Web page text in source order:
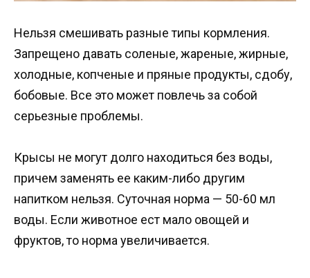
Нельзя смешивать разные типы кормления.
Запрещено давать соленые, жареные, жирные,
холодные, копченые и пряные продукты, сдобу,
бобовые. Все это может повлечь за собой
серьезные проблемы.
Крысы не могут долго находиться без воды,
причем заменять ее каким-либо другим
напитком нельзя. Суточная норма — 50-60 мл
воды. Если животное ест мало овощей и
фруктов, то норма увеличивается.